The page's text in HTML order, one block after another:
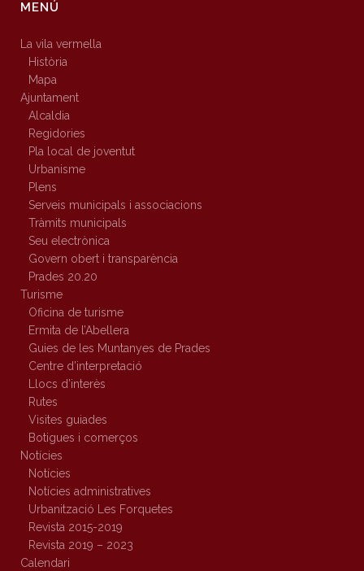
MENÚ
La vila vermella
Història
Mapa
Ajuntament
Alcaldia
Regidories
Pla local de joventut
Urbanisme
Plens
Serveis municipals i associacions
Tràmits municipals
Seu electrònica
Govern obert i transparència
Prades 20.20
Turisme
Oficina de turisme
Ermita de l’Abellera
Guies de les Muntanyes de Prades
Centre d’interpretació
Llocs d’interès
Rutes
Visites guiades
Botigues i comerços
Notícies
Notícies
Notícies administratives
Urbanització Les Forquetes
Revista 2015-2019
Revista 2019 – 2023
Calendari